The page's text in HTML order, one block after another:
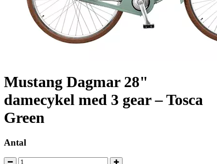
Mustang Dagmar 28"
damecykel med 3 gear – Tosca
Green
Antal